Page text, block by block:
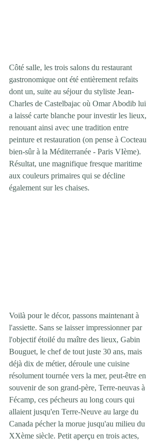
Côté salle, les trois salons du restaurant
gastronomique ont été entièrement refaits
dont un, suite au séjour du styliste Jean-
Charles de Castelbajac où Omar Abodib lui
a laissé carte blanche pour investir les lieux,
renouant ainsi avec une tradition entre
peinture et restauration (on pense à Cocteau
bien-sûr à la Méditerranée - Paris VIème).
Résultat, une magnifique fresque maritime
aux couleurs primaires qui se décline
également sur les chaises.
Voilà pour le décor, passons maintenant à
l'assiette. Sans se laisser impressionner par
l'objectif étoilé du maître des lieux, Gabin
Bouguet, le chef de tout juste 30 ans, mais
déjà dix de métier, déroule une cuisine
résolument tournée vers la mer, peut-être en
souvenir de son grand-père, Terre-neuvas à
Fécamp, ces pécheurs au long cours qui
allaient jusqu'en Terre-Neuve au large du
Canada pécher la morue jusqu'au milieu du
XXème siècle. Petit aperçu en trois actes,